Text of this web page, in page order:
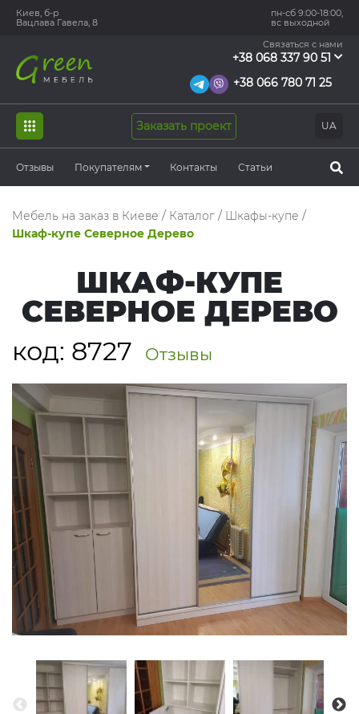
Киев, б-р
Вацлава Гавела, 8
пн-сб 9:00-18:00,
вс выходной
Связаться с нами
+38 068 337 90 51
+38 066 780 71 25
UA
Заказать проект
Отзывы Покупателям Контакты Статьи
Мебель на заказ в Киеве / Каталог / Шкафы-купе /
Шкаф-купе Северное Дерево
ШКАФ-КУПЕ
СЕВЕРНОЕ ДЕРЕВО
код: 8727 Отзывы